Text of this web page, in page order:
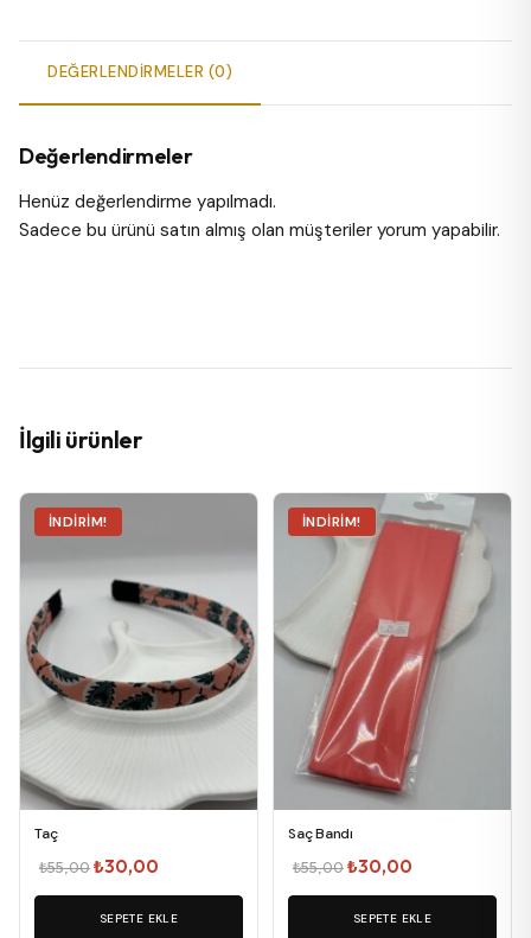
DEĞERLENDIRMELER (0)
Değerlendirmeler
Henüz değerlendirme yapılmadı.
Sadece bu ürünü satın almış olan müşteriler yorum yapabilir.
İlgili ürünler
İNDIRIM!
Taç
₺55,00Orijinal
fiyat:
₺55,00.
₺30,00
andaki
fiyat:
SEPETE EKLE
İNDIRIM!
Saç Bandı
₺55,00Orijinal
fiyat:
₺55,00.
₺30,00
andaki
fiyat:
SEPETE EKLE